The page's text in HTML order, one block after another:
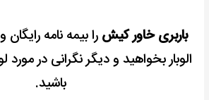
باربری خاور کیش را بیمه نامه
الوبار بخواهید و دیگر نگرانی در مورد
باشید.